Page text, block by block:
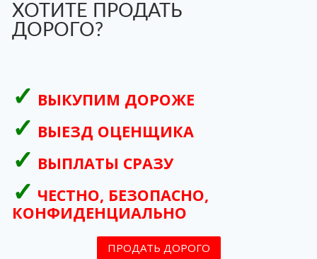
ХОТИТЕ ПРОДАТЬ
ДОРОГО?
ВЫКУПИМ ДОРОЖЕ
ВЫЕЗД ОЦЕНЩИКА
ВЫПЛАТЫ СРАЗУ
ЧЕСТНО, БЕЗОПАСНО,
КОНФИДЕНЦИАЛЬНО
ПРОДАТЬ ДОРОГО